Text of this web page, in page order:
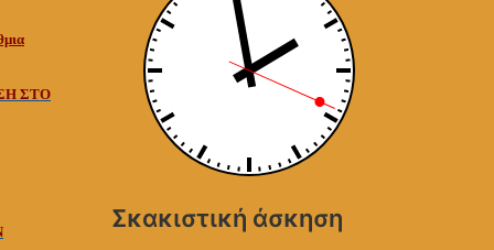
ΣΤΟ
Σκακιστική άσκηση